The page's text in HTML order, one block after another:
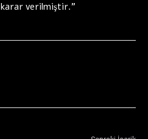
karar verilmiştir.”